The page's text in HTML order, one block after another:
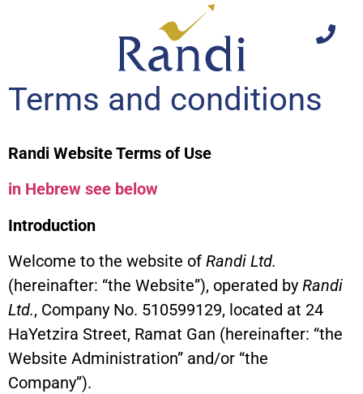
Terms and conditions
Randi Website Terms of Use
in Hebrew see below
Introduction
Welcome to the website of Randi Ltd.
(hereinafter: “the Website”), operated by Randi
Ltd., Company No. 510599129, located at 24
HaYetzira Street, Ramat Gan (hereinafter: “the
Website Administration” and/or “the
Company”).